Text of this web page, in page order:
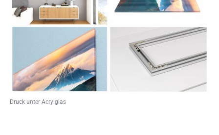
Druck unter Acrylglas